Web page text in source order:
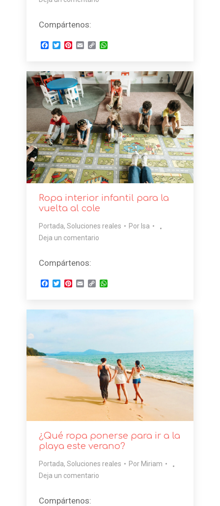
Compártenos:
Facebook
TwitterPinterest
EmailCopyWhatsApp
Ropa interior infantil para la
vuelta al cole
Portada, Soluciones reales Por Isa
Deja un comentario
Compártenos:
Facebook
TwitterPinterest
EmailCopyWhatsApp
¿Qué ropa ponerse para ir a la
playa este verano?
Portada, Soluciones reales Por Miriam
Deja un comentario
Compártenos: